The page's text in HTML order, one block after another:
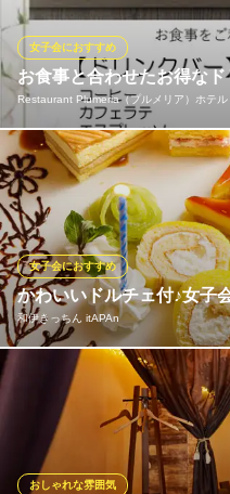
ほどの可愛さ！シェアして色
腹」を満たす至福のデザート
ラ・オハナ 船橋市場店
ハワイアンカフェ
ＪＲ総武線船橋駅 徒歩13分
千葉県船橋市市場2-1-30
お食事と合わせたお得な
Restaurant Plumeria（プルメリア）ホテ
女子会におすすめ
12種類からなるドリンクバー
レートランチをご注文のお客
Restaurant Plumeria（プ
カフェレストラン
ＪＲ総武線船橋駅 徒歩3分
千葉県船橋市本町7-11-1
かわいいドルチェ付♪女子
和伊きっちん itAPAn
女子会におすすめ
西船橋で誕生日･記念日･ママ
前菜からドルチェまで、女性
料理のみ3,000円（税込3300
（税込4950円）にてご提供
記念日ならドルチェをメッセ
おしゃれな雰囲気